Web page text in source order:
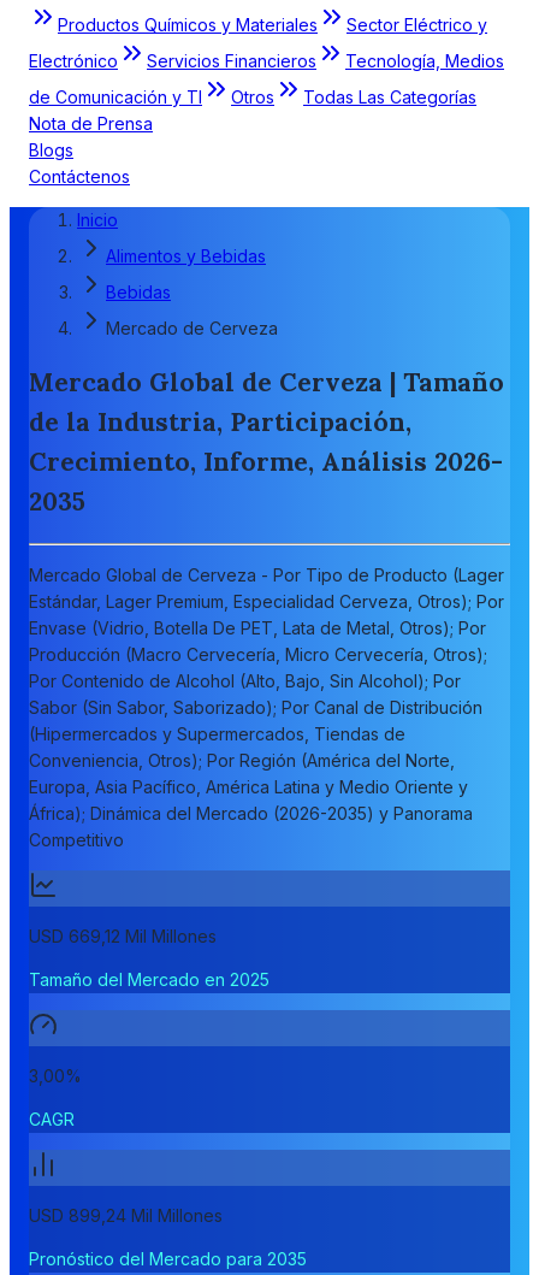
Productos Químicos y Materiales
Sector Eléctrico y
Electrónico
Servicios Financieros
Tecnología, Medios
de Comunicación y TI
Otros
Todas Las Categorías
Nota de Prensa
Blogs
Contáctenos
Inicio
Alimentos y Bebidas
Bebidas
Mercado de Cerveza
Mercado Global de Cerveza | Tamaño
de la Industria, Participación,
Crecimiento, Informe, Análisis 2026-
2035
Mercado Global de Cerveza - Por Tipo de Producto (Lager
Estándar, Lager Premium, Especialidad Cerveza, Otros); Por
Envase (Vidrio, Botella De PET, Lata de Metal, Otros); Por
Producción (Macro Cervecería, Micro Cervecería, Otros);
Por Contenido de Alcohol (Alto, Bajo, Sin Alcohol); Por
Sabor (Sin Sabor, Saborizado); Por Canal de Distribución
(Hipermercados y Supermercados, Tiendas de
Conveniencia, Otros); Por Región (América del Norte,
Europa, Asia Pacífico, América Latina y Medio Oriente y
África); Dinámica del Mercado (2026-2035) y Panorama
Competitivo
USD 669,12 Mil Millones
Tamaño del Mercado en 2025
3,00%
CAGR
USD 899,24 Mil Millones
Pronóstico del Mercado para 2035